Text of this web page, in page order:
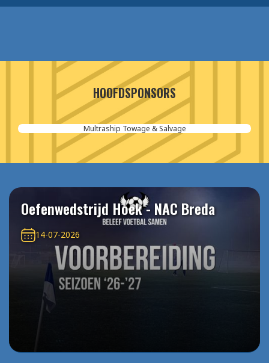
HOOFDSPONSORS
Multraship Towage & Salvage
Oefenwedstrijd Hoek - NAC Breda
14-07-2026